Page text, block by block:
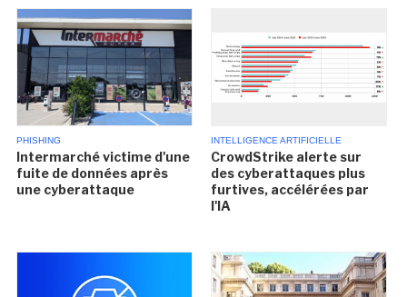
PHISHING
Intermarché victime d'une
fuite de données après
une cyberattaque
INTELLIGENCE ARTIFICIELLE
CrowdStrike alerte sur
des cyberattaques plus
furtives, accélérées par
l'IA